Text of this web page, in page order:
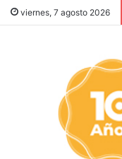
viernes, 7 agosto 2026